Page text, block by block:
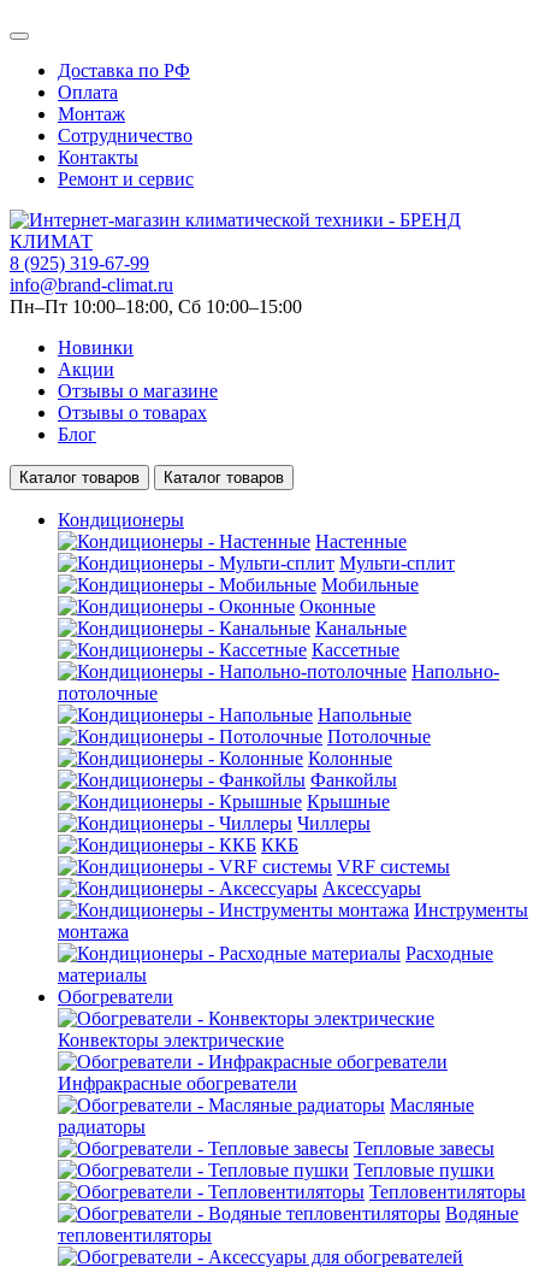
Доставка по РФ
Оплата
Монтаж
Сотрудничество
Контакты
Ремонт и сервис
8 (925) 319-67-99
info@brand-climat.ru
Пн–Пт 10:00–18:00, Сб 10:00–15:00
Новинки
Акции
Отзывы о магазине
Отзывы о товарах
Блог
Каталог товаров Каталог товаров
Кондиционеры
Настенные
Мульти-сплит
Мобильные
Оконные
Канальные
Кассетные
Напольно-
потолочные
Напольные
Потолочные
Колонные
Фанкойлы
Крышные
Чиллеры
ККБ
VRF системы
Аксессуары
Инструменты
монтажа
Расходные
материалы
Обогреватели
Конвекторы электрические
Инфракрасные обогреватели
Масляные
радиаторы
Тепловые завесы
Тепловые пушки
Тепловентиляторы
Водяные
тепловентиляторы